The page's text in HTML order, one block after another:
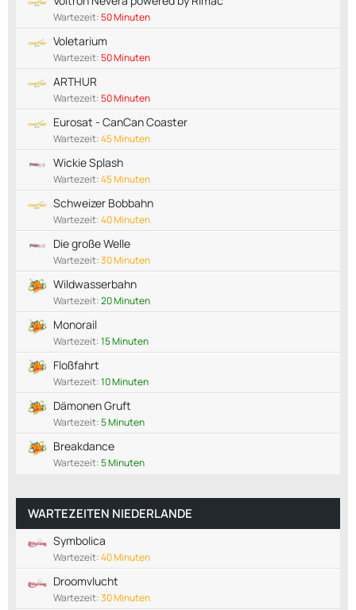
Wartezeit:50 Minuten
Voletarium
Wartezeit:50 Minuten
ARTHUR
Wartezeit:50 Minuten
Eurosat - CanCan Coaster
Wartezeit:45 Minuten
Wickie Splash
Wartezeit:45 Minuten
Schweizer Bobbahn
Wartezeit:40 Minuten
Die große Welle
Wartezeit:30 Minuten
Wildwasserbahn
Wartezeit:20 Minuten
Monorail
Wartezeit:15 Minuten
Floßfahrt
Wartezeit:10 Minuten
Dämonen Gruft
Wartezeit:5 Minuten
Breakdance
Wartezeit:5 Minuten
WARTEZEITEN NIEDERLANDE
Symbolica
Wartezeit:40 Minuten
Droomvlucht
Wartezeit:30 Minuten